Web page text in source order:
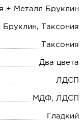
+ Металл Бруклин
Бруклин, Таксония
Таксония
Два цвета
ЛДСП
МДФ, ЛДСП
Гладкий